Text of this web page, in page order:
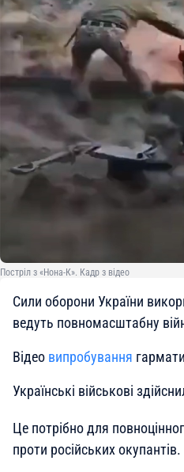
Постріл з «Нона-К». Кадр з відео
Сили оборони України
ведуть повномасштабну
Відео випробування
Українські військові
Це потрібно для
проти російських окупантів.